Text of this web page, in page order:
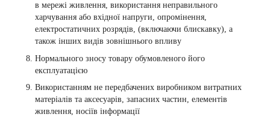
в мережі живлення, використання неправильного
харчування або вхідної напруги, опромінення,
електростатичних розрядів, (включаючи блискавку), а
також інших видів зовнішнього впливу
Нормального зносу товару обумовленого його
експлуатацією
Використанням не передбачених виробником витратних
матеріалів та аксесуарів, запасних частин, елементів
живлення, носіїв інформації